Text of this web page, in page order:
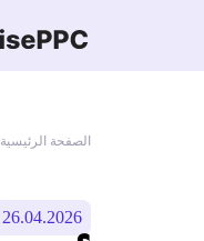
الصفحة الرئيسية
26.04.2026